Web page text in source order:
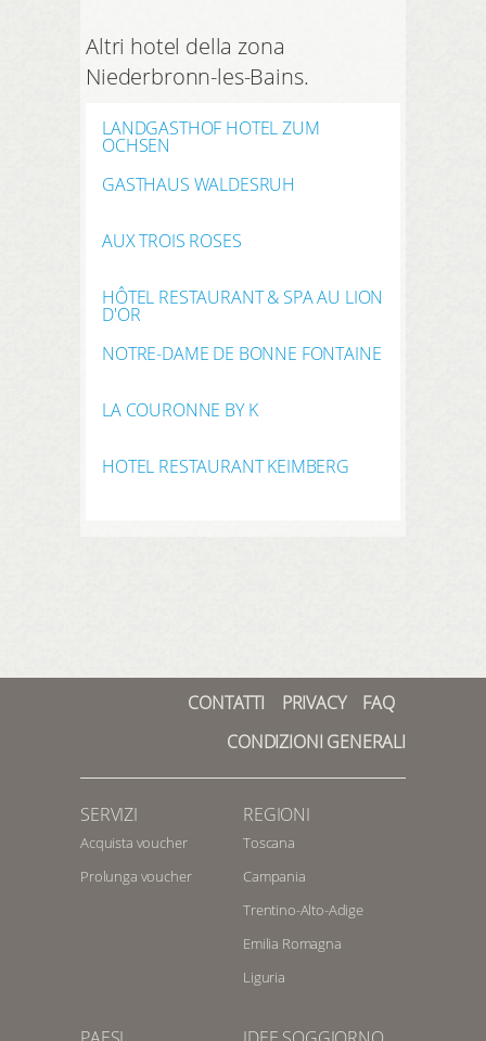
Altri hotel della zona
Niederbronn-les-Bains.
LANDGASTHOF HOTEL ZUM
OCHSEN
GASTHAUS WALDESRUH
AUX TROIS ROSES
HÔTEL RESTAURANT & SPA AU LION
D'OR
NOTRE-DAME DE BONNE FONTAINE
LA COURONNE BY K
HOTEL RESTAURANT KEIMBERG
CONTATTI PRIVACY
FAQ
CONDIZIONI GENERALI
SERVIZI
Acquista voucher
Prolunga voucher
REGIONI
Toscana
Campania
Trentino-Alto-Adige
Emilia Romagna
Liguria